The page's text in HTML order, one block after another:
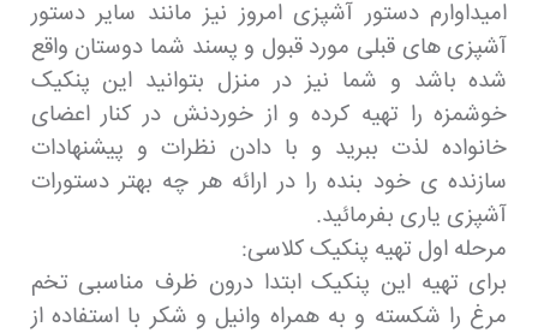
امیداوارم دستور آشپزی امروز نیز مانند سایر دستور
آشپزی های قبلی مورد قبول و پسند شما دوستان واقع
شده باشد و شما نیز در منزل بتوانید این پنکیک
خوشمزه را تهیه کرده و از خوردنش در کنار اعضای
خانواده لذت ببرید و با دادن نظرات و پیشنهادات
سازنده ی خود بنده را در ارائه هر چه بهتر دستورات
آشپزی یاری بفرمائید.
مرحله اول تهیه پنکیک کلاسی:
برای تهیه این پنکیک ابتدا درون ظرف مناسبی تخم
مرغ را شکسته و به همراه وانیل و شکر با استفاده از